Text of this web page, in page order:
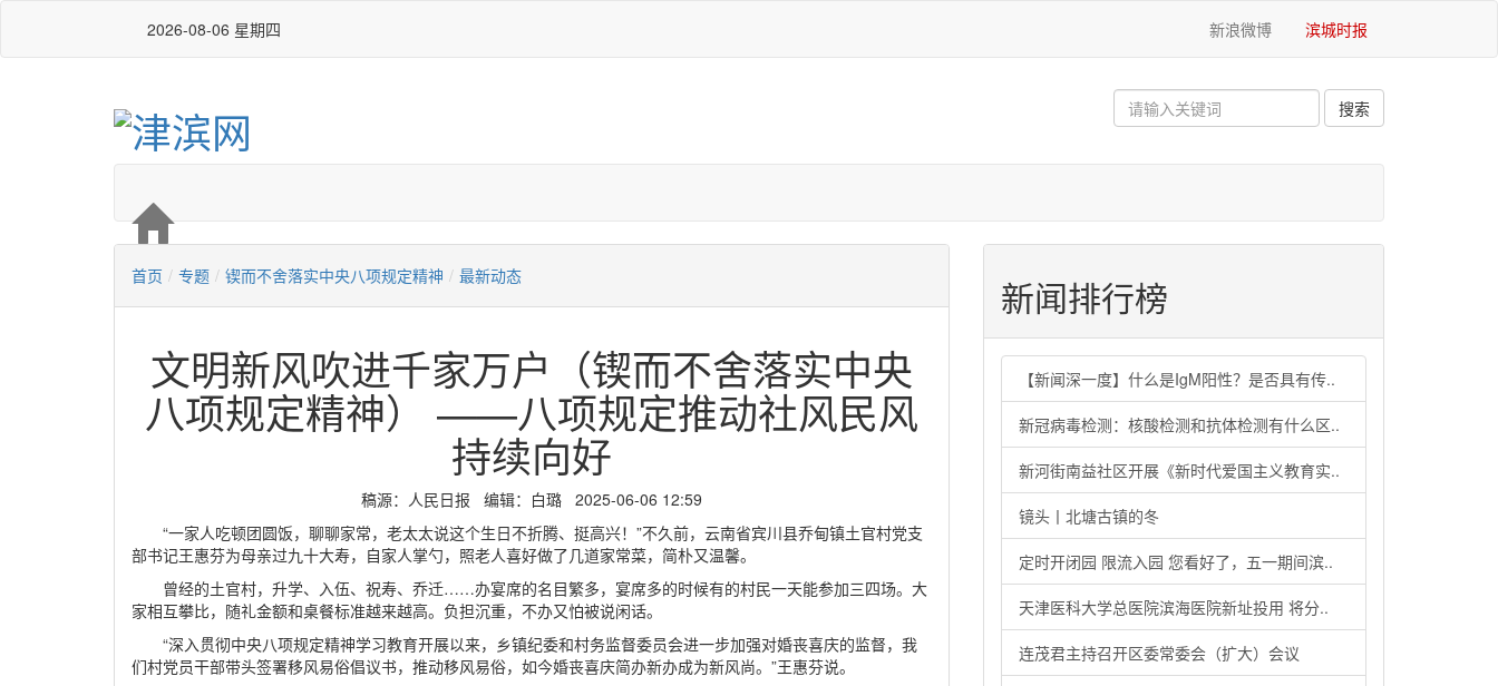
2026-08-06 星期四 新浪微博 滨城时报
首页 / 专题 / 锲而不舍落实中央八项规定精神 / 最新动态
文明新风吹进千家万户（锲而不舍落实中央
八项规定精神） ——八项规定推动社风民风
持续向好
稿源：人民日报 编辑：白璐 2025-06-06 12:59
“一家人吃顿团圆饭，聊聊家常，老太太说这个生日不折腾、挺高兴！”不久前，云南省宾川县乔甸镇土官村党支
部书记王惠芬为母亲过九十大寿，自家人掌勺，照老人喜好做了几道家常菜，简朴又温馨。
曾经的土官村，升学、入伍、祝寿、乔迁……办宴席的名目繁多，宴席多的时候有的村民一天能参加三四场。大
家相互攀比，随礼金额和桌餐标准越来越高。负担沉重，不办又怕被说闲话。
“深入贯彻中央八项规定精神学习教育开展以来，乡镇纪委和村务监督委员会进一步加强对婚丧喜庆的监督，我
们村党员干部带头签署移风易俗倡议书，推动移风易俗，如今婚丧喜庆简办新办成为新风尚。”王惠芬说。
新闻排行榜
【新闻深一度】什么是IgM阳性？是否具有传..
新冠病毒检测：核酸检测和抗体检测有什么区..
新河街南益社区开展《新时代爱国主义教育实..
镜头丨北塘古镇的冬
定时开闭园 限流入园 您看好了，五一期间滨..
天津医科大学总医院滨海医院新址投用 将分..
连茂君主持召开区委常委会（扩大）会议